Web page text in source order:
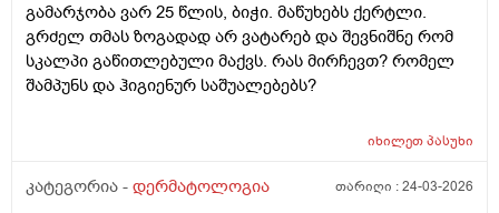
გამარჯობა ვარ 25 წლის, ბიჭი. მაწუხებს ქერტლი.
გრძელ თმას ზოგადად არ ვატარებ და შევნიშნე რომ
სკალპი გაწითლებული მაქვს. რას მირჩევთ? რომელ
შამპუნს და ჰიგიენურ საშუალებებს?
იხილეთპასუხი
კატეგორია - დერმატოლოგია თარიღი :24-03-2026